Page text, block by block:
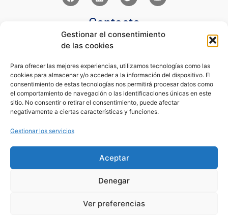
Gestionar el consentimiento
de las cookies
Para ofrecer las mejores experiencias, utilizamos tecnologías como las
cookies para almacenar y/o acceder a la información del dispositivo. El
consentimiento de estas tecnologías nos permitirá procesar datos como
el comportamiento de navegación o las identificaciones únicas en este
sitio. No consentir o retirar el consentimiento, puede afectar
negativamente a ciertas características y funciones.
Gestionar los servicios
Aceptar
Denegar
Ver preferencias
Contacto
Av Juan XXIII 15b Pozuelo de Alarcón – Madrid
+34 91 352 77 28
Links
Norlan Digital Marketing Para Psicólogos
Psicólogos Pozuelo
Psicología Para Tod@s
Legal
Condiciones de Uso y Venta
Política de Privacidad